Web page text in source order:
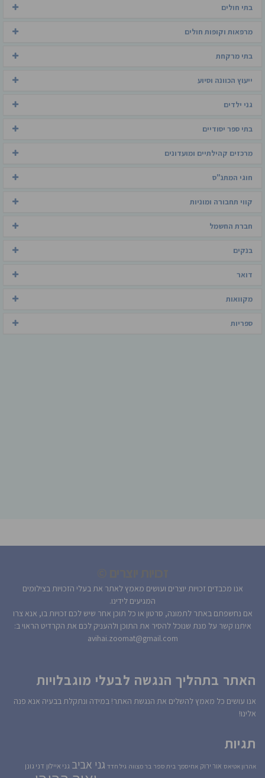
בתי חולים
מרפאות וקופות חולים
בתי מרקחת
ייעוץ הכוונה וסיוע
גני ילדים
בתי ספר יסודיים
מרכזים קהילתיים ומועדונים
חוגי המתנ"ס
קווי תחבורה ומוניות
חברת החשמל
בנקים
דואר
מקוואות
ספריות
אנו מכבדים זכויות יוצרים ועושים מאמץ לאתר את בעלי הזכויות בצילומים
המגיעים לידינו.
אם נחשפתם באתר לתמונה, סרטון או כל תוכן אחר שיש לכם זכויות בו, אנא צרו
איתנו קשר על מנת שנוכל להסיר את התוכן ולהעניק לכם את הקרדיט הראוי ב:
avihai.zoomat@gmail.com
האתר בתהליך הנגשה לבעלי מוגבלויות
אנו עושים כל מאמץ להשלים את הנגשת האתר! במידה ונתקלת בבעיה אנא פנה
אלינו!
תגיות
אהרון אטיאס אור ירוק אחיסמך בית ספר בר מצווה גיל חדד גני אביב גני איילון דני גונן